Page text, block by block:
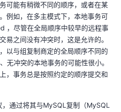
可能有稍微不同的顺序，或者在某
例如，在多主模式下，本地事务可
，尽管在全局顺序中较早的远程事
易之间没有冲突时，这是允许的。
以与组复制商定的全局顺序不同的
无冲突的本地事务的可能性很小。
，事务总是按照约定的顺序提交和
通过将其与MySQL复制（MySQL